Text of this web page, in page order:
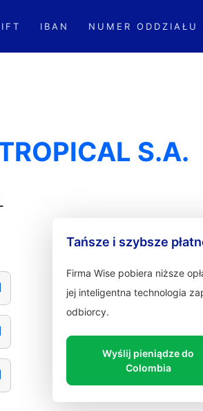
IBAN NUMER ODDZIAŁU
S.A.
Tańsze i szybsze
Firma Wise pobiera niższe
jej inteligentna technologia
odbiorcy.
Wyślij pieniądze do
Colombia